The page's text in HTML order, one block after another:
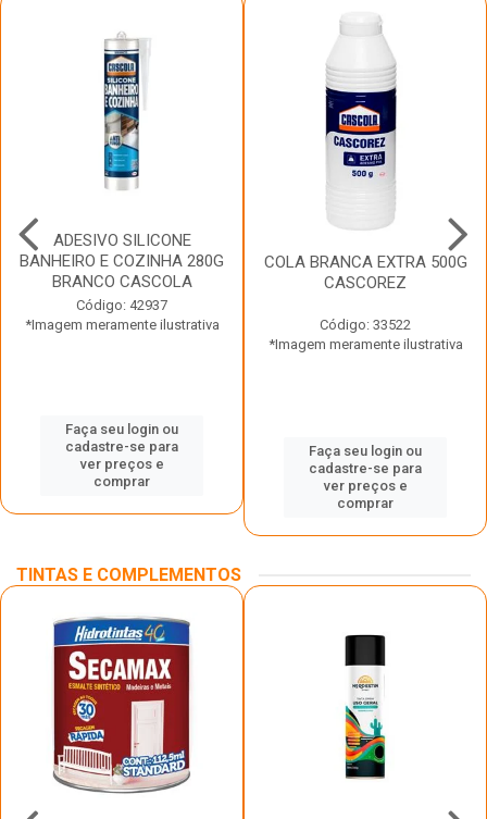
ADESIVO SILICONE
BANHEIRO E COZINHA 280G
BRANCO CASCOLA
Código: 42937
*Imagem meramente ilustrativa
Faça seu login ou
cadastre-se para
ver preços e
comprar
COLA BRANCA EXTRA 500G
CASCOREZ
Código: 33522
*Imagem meramente ilustrativa
Faça seu login ou
cadastre-se para
ver preços e
comprar
TINTAS E COMPLEMENTOS